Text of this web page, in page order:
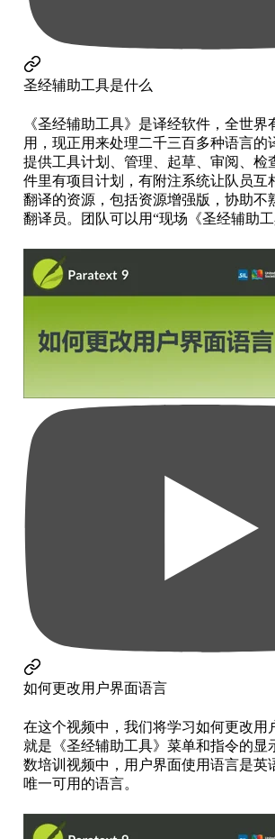
圣经辅助工具是什么
《圣经辅助工具》是译经软件，全世界
用，现正用来处理二千三百多种语言的
提供工具计划、管理、起草、审阅、检
件里有项目计划，有附注系统让队员互
翻译的资源，包括资源增强版，协助不
翻译员。团队可以用“现场《圣经辅助工
如何更改用户界面语言
在这个视频中，我们将学习如何更改用
就是《圣经辅助工具》菜单和指令的显
数培训视频中，用户界面使用语言是英
唯一可用的语言。